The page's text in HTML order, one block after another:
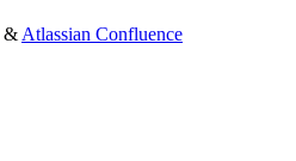
& Atlassian Confluence